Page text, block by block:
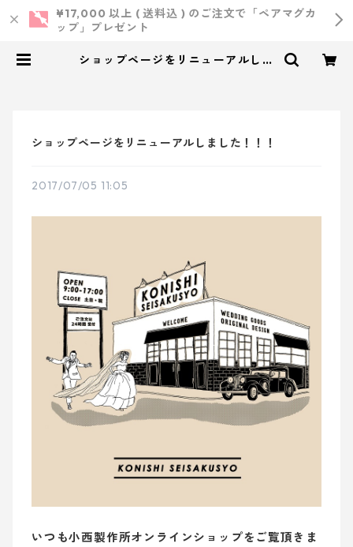
¥17,000 以上 ( 送料込 ) のご注文で「ペアマグカ
ップ」プレゼント
ショップページをリニューアルしま
ショップページをリニューアルしました！！！
2017/07/05 11:05
いつも小西製作所オンラインショップをご覧頂きま